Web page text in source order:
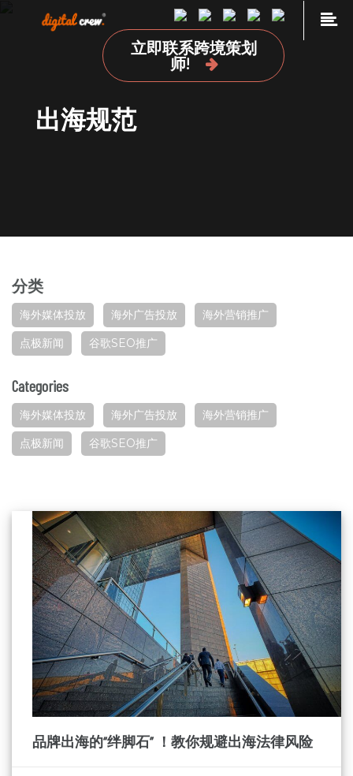
立即联系跨境策划
师!
品牌海外营销推广
国外网站设计及开发建设
联系我们
点极学院
出海规范
分类
海外媒体投放 海外广告投放
海外营销推广
点极新闻
谷歌SEO推广
Categories
海外媒体投放 海外广告投放
海外营销推广
点极新闻
谷歌SEO推广
品牌出海的“绊脚石” ！教你规避出海法律风险